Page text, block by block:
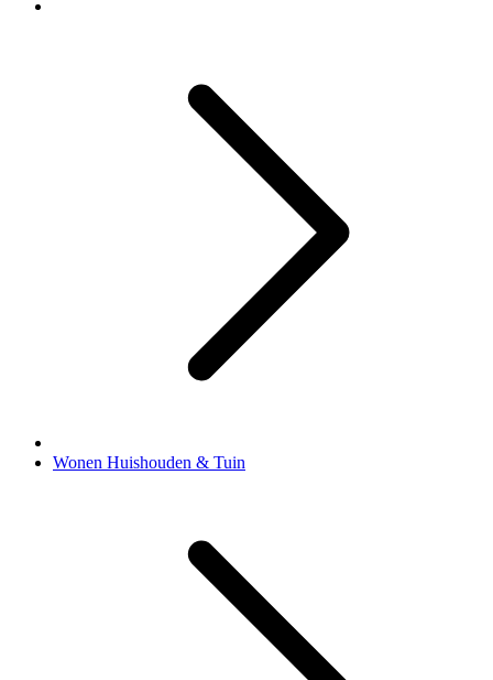
Wonen Huishouden & Tuin